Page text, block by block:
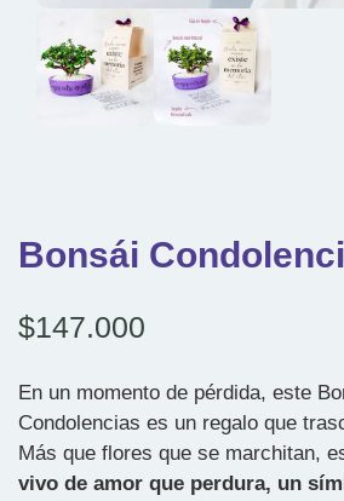
Bonsái
$147.000
En un momento de pérdida, este
Condolencias es un regalo que
Más que flores que se marchitan,
vivo de amor que perdura, un